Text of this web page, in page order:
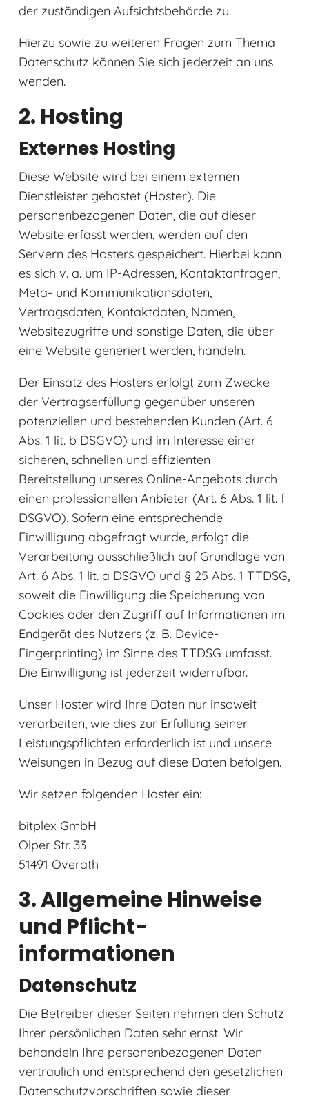
der zuständigen Aufsichtsbehörde zu.
Hierzu sowie zu weiteren Fragen zum Thema
Datenschutz können Sie sich jederzeit an uns
wenden.
2. Hosting
Externes Hosting
Diese Website wird bei einem externen
Dienstleister gehostet (Hoster). Die
personenbezogenen Daten, die auf dieser
Website erfasst werden, werden auf den
Servern des Hosters gespeichert. Hierbei kann
es sich v. a. um IP-Adressen, Kontaktanfragen,
Meta- und Kommunikationsdaten,
Vertragsdaten, Kontaktdaten, Namen,
Websitezugriffe und sonstige Daten, die über
eine Website generiert werden, handeln.
Der Einsatz des Hosters erfolgt zum Zwecke
der Vertragserfüllung gegenüber unseren
potenziellen und bestehenden Kunden (Art. 6
Abs. 1 lit. b DSGVO) und im Interesse einer
sicheren, schnellen und effizienten
Bereitstellung unseres Online-Angebots durch
einen professionellen Anbieter (Art. 6 Abs. 1 lit. f
DSGVO). Sofern eine entsprechende
Einwilligung abgefragt wurde, erfolgt die
Verarbeitung ausschließlich auf Grundlage von
Art. 6 Abs. 1 lit. a DSGVO und § 25 Abs. 1 TTDSG,
soweit die Einwilligung die Speicherung von
Cookies oder den Zugriff auf Informationen im
Endgerät des Nutzers (z. B. Device-
Fingerprinting) im Sinne des TTDSG umfasst.
Die Einwilligung ist jederzeit widerrufbar.
Unser Hoster wird Ihre Daten nur insoweit
verarbeiten, wie dies zur Erfüllung seiner
Leistungspflichten erforderlich ist und unsere
Weisungen in Bezug auf diese Daten befolgen.
Wir setzen folgenden Hoster ein:
bitplex GmbH
Olper Str. 33
51491 Overath
3. Allgemeine Hinweise
und Pflicht­
informationen
Datenschutz
Die Betreiber dieser Seiten nehmen den Schutz
Ihrer persönlichen Daten sehr ernst. Wir
behandeln Ihre personenbezogenen Daten
vertraulich und entsprechend den gesetzlichen
Datenschutzvorschriften sowie dieser